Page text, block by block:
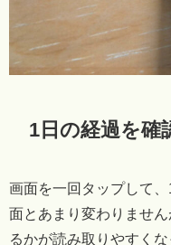
1日の経過を確
画面を一回タップして
面とあまり変わりませ
るかが読み取りやすくな